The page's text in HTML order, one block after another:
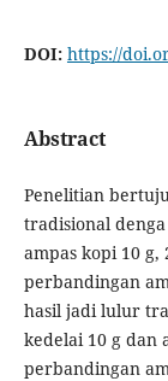
DOI: https://
Abstract
Penelitian
tradisional
ampas kopi 10
perbandingan
hasil jadi lulur
kedelai 10 g dan
perbandingan